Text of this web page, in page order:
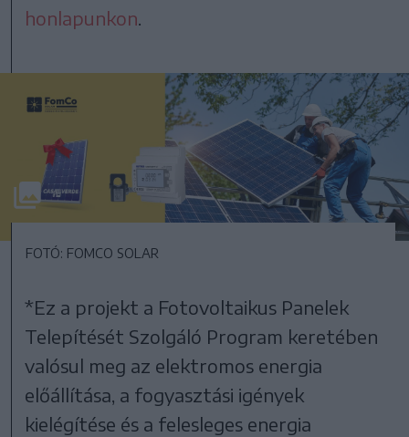
honlapunkon
FOTÓ: FOMCO SOLAR
*Ez a projekt a Fotovoltaikus Panelek
Telepítését Szolgáló Program keretében
valósul meg az elektromos energia
előállítása, a fogyasztási igények
kielégítése és a felesleges energia